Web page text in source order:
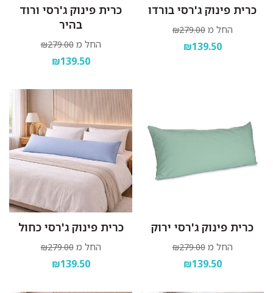
כרית פינוק ג'רסי בורדו
החל מ ₪279.00
₪139.50
כרית פינוק ג'רסי ורוד
בהיר
החל מ ₪279.00
₪139.50
כרית פינוק ג'רסי ירוק
החל מ ₪279.00
₪139.50
כרית פינוק ג'רסי כחול
החל מ ₪279.00
₪139.50